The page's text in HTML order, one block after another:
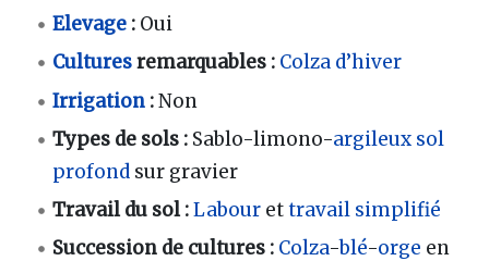
Elevage : Oui
Culturesremarquables : Colza d’hiver
Irrigation :Non
Types de sols : Sablo-limono-argileux sol
profond sur gravier
Travail du sol :Labour ettravail simplifié
Succession de cultures : Colza-blé-orge en